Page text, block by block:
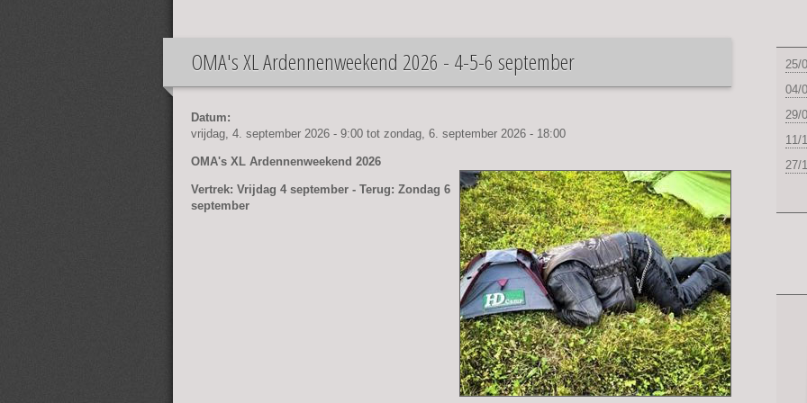
OMA's XL Ardennenweekend 2026 - 4-5-6 september
Datum:
vrijdag, 4. september 2026 - 9:00 tot zondag, 6. september 2026 - 18:00
OMA's XL Ardennenweekend 2026
Vertrek: Vrijdag 4 september - Terug: Zondag 6
september
25/
04/
29/
11/
27/